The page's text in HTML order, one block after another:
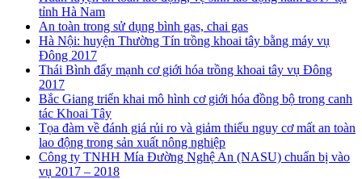
tỉnh Hà Nam
An toàn trong sử dụng bình gas, chai gas
Hà Nội: huyện Thường Tín trồng khoai tây bằng máy vụ
Đông 2017
Thái Bình đẩy mạnh cơ giới hóa trồng khoai tây vụ Đông
2017
Bắc Giang triển khai mô hình cơ giới hóa đồng bộ trong canh
tác Khoai Tây
Tọa đàm về đánh giá rủi ro và giảm thiểu nguy cơ mất an toàn
lao động trong sản xuất nông nghiệp
Công ty TNHH Mía Đường Nghệ An (NASU) chuẩn bị vào
vụ 2017 – 2018